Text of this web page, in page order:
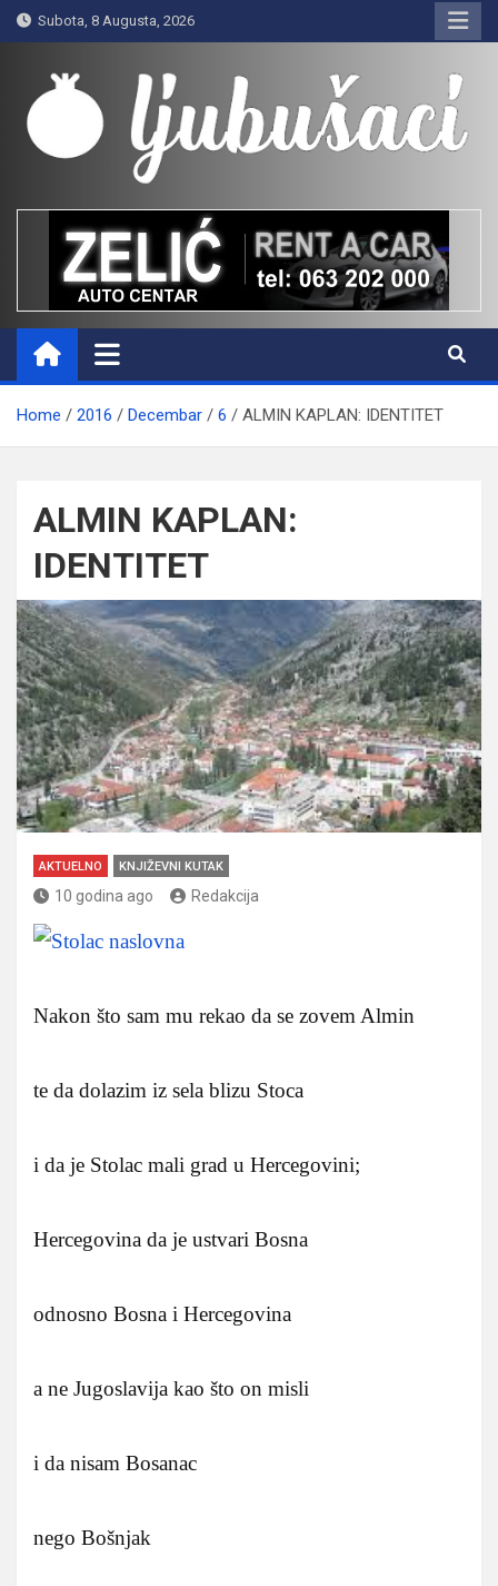
Skip
to
content
Subota, 8 Augusta, 2026
Ljubušaci
Svom voljenom gradu
Home 2016 Decembar 6 ALMIN KAPLAN: IDENTITET
ALMIN KAPLAN:
IDENTITET
AKTUELNO KNJIŽEVNI KUTAK
10 godina ago Redakcija
Nakon što sam mu rekao da se zovem Almin
te da dolazim iz sela blizu Stoca
i da je Stolac mali grad u Hercegovini;
Hercegovina da je ustvari Bosna
odnosno Bosna i Hercegovina
a ne Jugoslavija kao što on misli
i da nisam Bosanac
nego Bošnjak